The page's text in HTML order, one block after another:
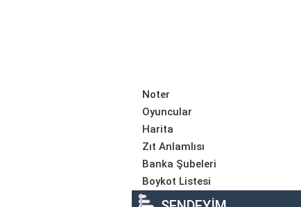
Noter
Oyuncular
Harita
Zıt Anlamlısı
Banka Şubeleri
Boykot Listesi